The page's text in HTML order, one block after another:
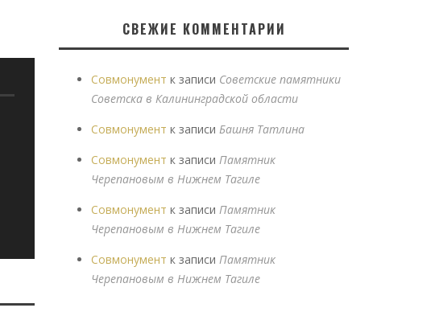
СВЕЖИЕ КОММЕНТАРИИ
Совмонумент к записи Советские памятники
Советска в Калининградской области
Совмонумент к записи Башня Татлина
Совмонумент к записи Памятник
Черепановым в Нижнем Тагиле
Совмонумент к записи Памятник
Черепановым в Нижнем Тагиле
Совмонумент к записи Памятник
Черепановым в Нижнем Тагиле